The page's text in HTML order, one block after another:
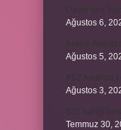
Ağustos 6,
Ağustos 5,
Ağustos 3,
Temmuz 30,